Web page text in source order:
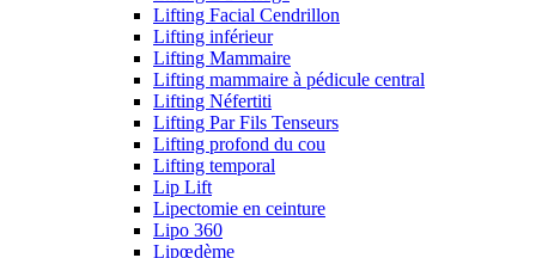
Lifting Facial Cendrillon
Lifting inférieur
Lifting Mammaire
Lifting mammaire à pédicule central
Lifting Néfertiti
Lifting Par Fils Tenseurs
Lifting profond du cou
Lifting temporal
Lip Lift
Lipectomie en ceinture
Lipo 360
Lipœdème